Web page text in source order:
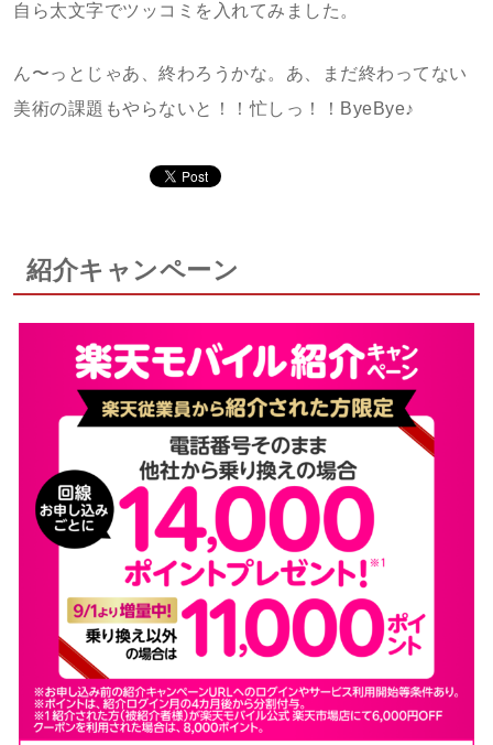
自ら太文字でツッコミを入れてみました。
ん〜っとじゃあ、終わろうかな。あ、まだ終わってない
美術の課題もやらないと！！忙しっ！！ByeBye♪
紹介キャンペーン